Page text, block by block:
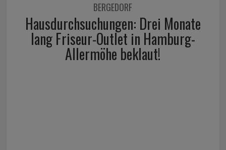
BERGEDORF
Hausdurchsuchungen: Drei Monate
lang Friseur-Outlet in Hamburg-
Allermöhe beklaut!